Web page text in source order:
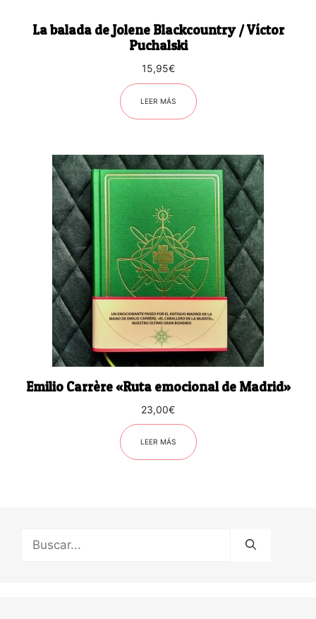
La balada de Jolene Blackcountry / Víctor
Puchalski
15,95€
LEER MÁS
Emilio Carrère «Ruta emocional de Madrid»
23,00€
LEER MÁS